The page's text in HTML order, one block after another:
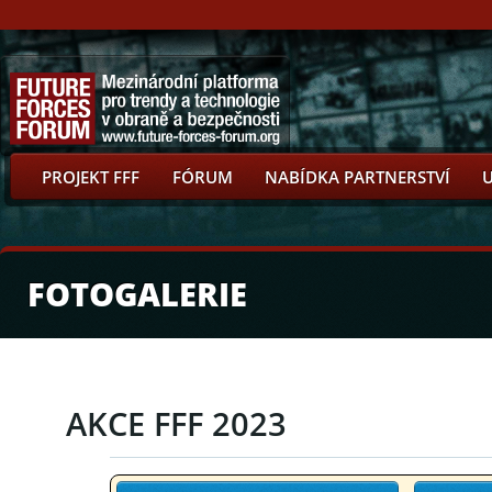
PROJEKT FFF FÓRUM NABÍDKA PARTNERSTVÍ
FOTOGALERIE
AKCE FFF 2023